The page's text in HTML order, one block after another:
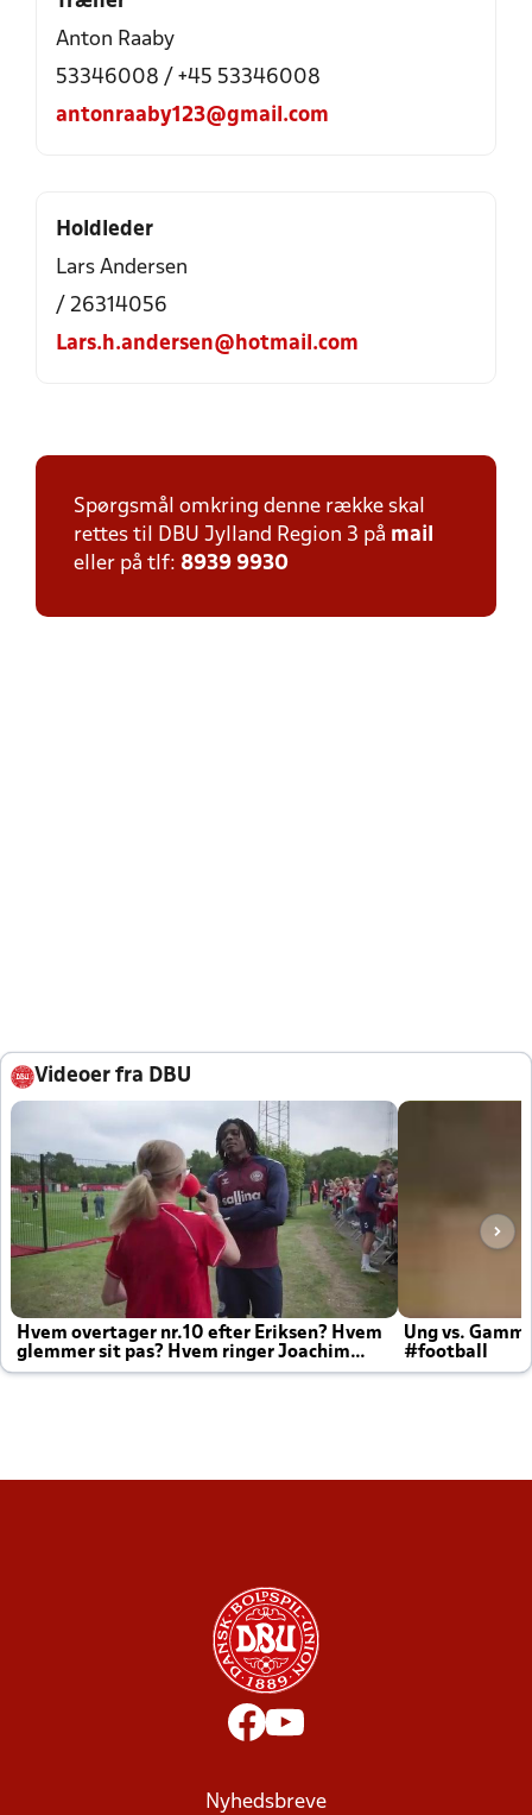
Anton Raaby
53346008 / +45 53346008
antonraaby123@gmail.com
Holdleder
Lars Andersen
/ 26314056
Lars.h.andersen@hotmail.com
Spørgsmål omkring denne række skal
rettes til DBU Jylland Region 3 på mail
eller på tlf: 8939 9930
Videoer fra DBU
Hvem overtager nr.10 efter Eriksen? Hvem
glemmer sit pas? Hvem ringer Joachim
altid til efter kampe?
Ung vs.
#football
Nyhedsbreve